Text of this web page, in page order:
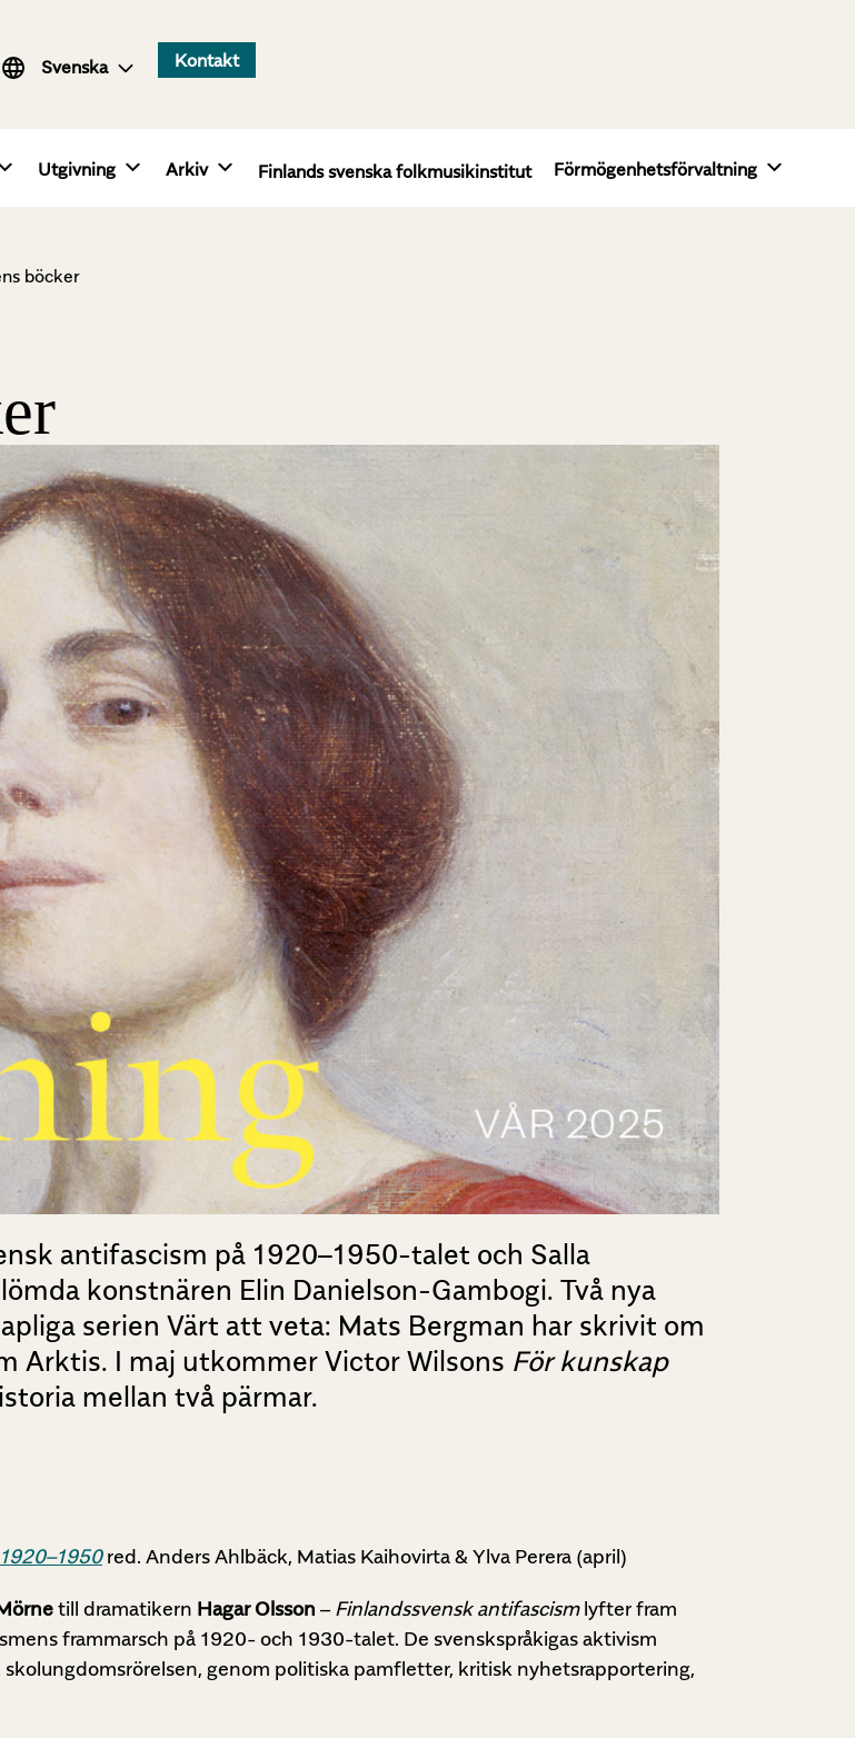
Svenska
English Kontakt
Utgivning Arkiv Finlands svenska folkmusikinstitut Förmögenhetsförvaltning
böcker
antifascism på 1920–1950-talet och Salla
konstnären Elin Danielson-Gambogi. Två nya
serien Värt att veta: Mats Bergman har skrivit om
Arktis. I maj utkommer Victor Wilsons För kunskap
mellan två pärmar.
red. Anders Ahlbäck, Matias Kaihovirta & Ylva Perera (april)
till dramatikern Hagar Olsson – Finlandssvensk antifascismlyfter fram
frammarsch på 1920- och 1930-talet. De svenskspråkigas aktivism
genom politiska pamfletter, kritisk nyhetsrapportering,